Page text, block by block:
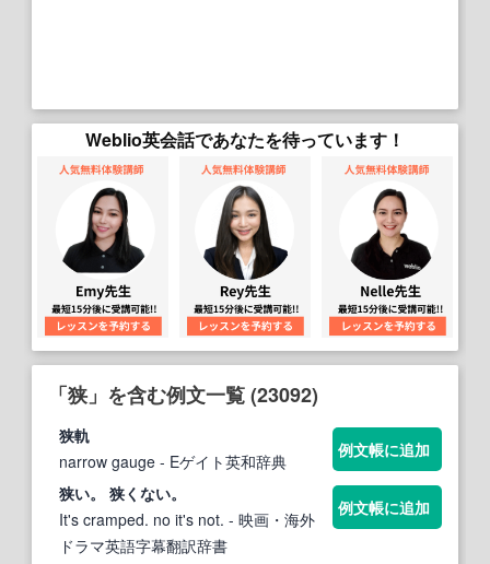
Weblio英会話であなたを待っています！
「狭」を含む例文一覧 (23092)
狭軌
narrow gauge - Eゲイト英和辞典
例文帳に追加
狭い。 狭くない。
It's cramped. no it's not. - 映画・海外
ドラマ英語字幕翻訳辞書
例文帳に追加